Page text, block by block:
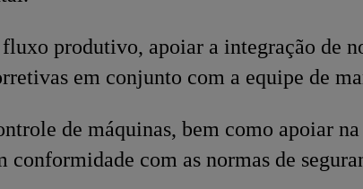
produtivo, apoiar a integração de
em conjunto com a equipe de
de máquinas, bem como apoiar
com as normas de